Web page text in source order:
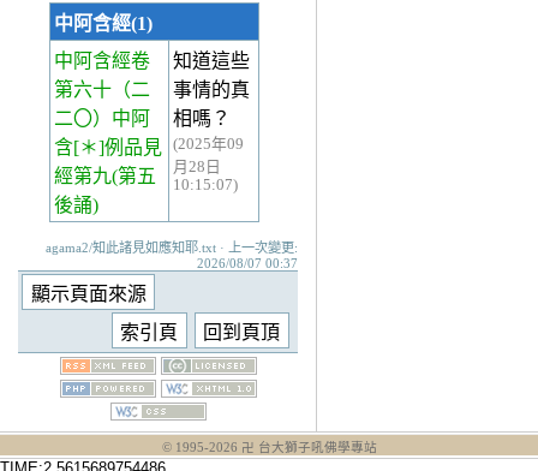
中阿含經(1)
中阿含經卷
第六十 （二
二〇）中阿
含[＊]例品見
經第九(第五
後誦)
知道這些
事情的真
相嗎？
(2025年09
月28日
10:15:07)
agama2/知此諸見如應知耶.txt · 上一次變更:
2026/08/07 00:37
© 1995-2026 卍 台大獅子吼佛學專站